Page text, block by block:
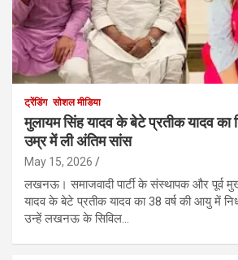
ट्रेंडिंग सोशल मीडिया
मुलायम सिंह यादव के बेटे प्रतीक यादव
उम्र में ली अंतिम सांस
May 15, 2026
लखनऊ। समाजवादी पार्टी के संस्थापक और पूर्व
यादव के बेटे प्रतीक यादव का 38 वर्ष की आयु में
उन्हें लखनऊ के सिविल…